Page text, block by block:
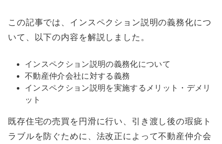
この記事では、インスペクション説明の義務化につ
いて、以下の内容を解説しました。
インスペクション説明の義務化について
不動産仲介会社に対する義務
インスペクション説明を実施するメリット・デメリ
ット
既存住宅の売買を円滑に行い、引き渡し後の瑕疵ト
ラブルを防ぐために、法改正によって不動産仲介会